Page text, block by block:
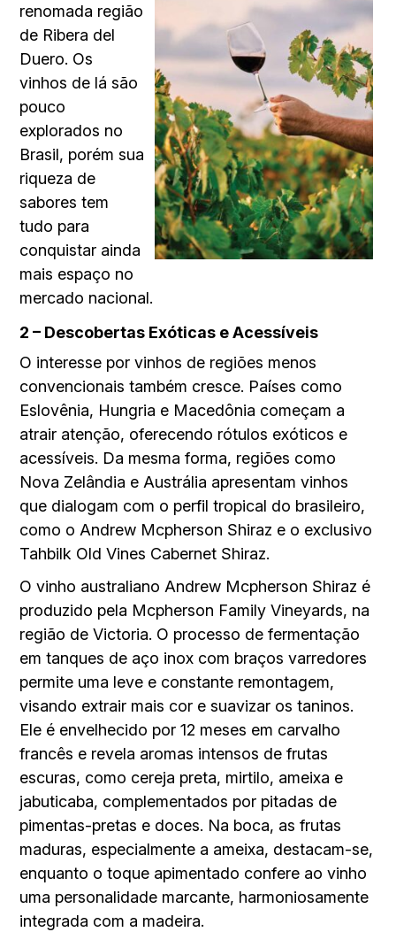
renomada região
de Ribera del
Duero. Os
vinhos de lá são
pouco
explorados no
Brasil, porém sua
riqueza de
sabores tem
tudo para
conquistar ainda
mais espaço no
mercado nacional.
2 – Descobertas Exóticas e Acessíveis
O interesse por vinhos de re­giões menos
convencionais também cresce. Países como
Eslovênia, Hungria e Macedônia começam a
atrair atenção, oferecendo rótulos exóticos e
acessíveis. Da mesma forma, re­giões como
Nova Zelândia e Austrália apresentam vinhos
que dialogam com o perfil tropical do brasileiro,
como o Andrew Mcpherson Shiraz e o exclusivo
Tahbilk Old Vines Cabernet Shiraz.
O vinho australiano Andrew Mcpherson Shiraz é
produzido pela Mcpherson Family Vineyards, na
região de Victoria. O processo de fermentação
em tanques de aço inox com braços varredores
permite uma leve e constante remontagem,
visando extrair mais cor e suavizar os taninos.
Ele é envelhecido por 12 meses em carvalho
francês e revela aromas intensos de frutas
escuras, como cereja preta, mirtilo, ameixa e
jabuticaba, complementados por pitadas de
pimentas-pretas e doces. Na boca, as frutas
maduras, especialmente a ameixa, destacam-se,
enquanto o toque apimentado confere ao vinho
uma personalidade marcante, harmoniosamente
integrada com a madeira.